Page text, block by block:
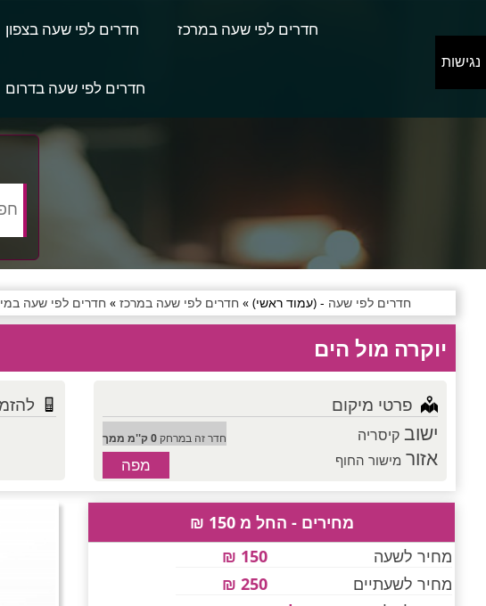
חדרים לפי שעה בצפון חדרים לפי שעה במרכז
חדרים לפי שעה בדרום
חדרים לפי שעה - (עמוד ראשי) » חדרים לפי שעה במרכז» חדרים לפי שעה
יוקרה מול הים
פרטי מיקום
חדר זה במרחק0 ק''מ ממך ישובקיסריה
אזור מישור החוף מפה
מחירים - החל מ 150 ₪
מחיר לשעה
150 ₪
מחיר לשעתיים
250 ₪
נגישות